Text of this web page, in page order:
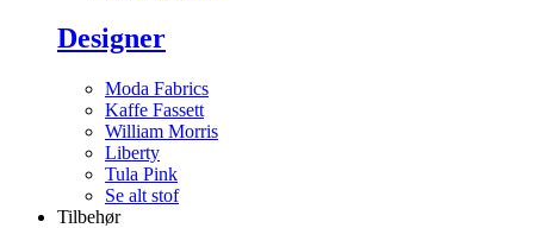
Designer
Moda Fabrics
Kaffe Fassett
William Morris
Liberty
Tula Pink
Se alt stof
Tilbehør